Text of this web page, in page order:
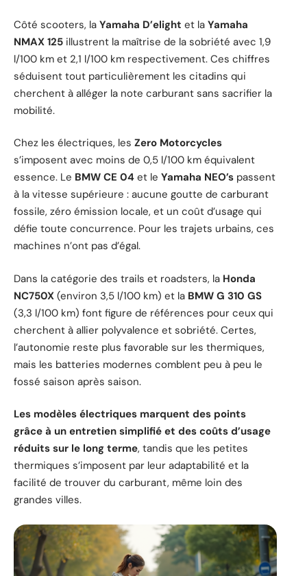
Côté scooters, la Yamaha D’elight et la Yamaha
NMAX 125 illustrent la maîtrise de la sobriété avec 1,9
l/100 km et 2,1 l/100 km respectivement. Ces chiffres
séduisent tout particulièrement les citadins qui
cherchent à alléger la note carburant sans sacrifier la
mobilité.
Chez les électriques, les Zero Motorcycles
s’imposent avec moins de 0,5 l/100 km équivalent
essence. Le BMW CE 04 et le Yamaha NEO’s passent
à la vitesse supérieure : aucune goutte de carburant
fossile, zéro émission locale, et un coût d’usage qui
défie toute concurrence. Pour les trajets urbains, ces
machines n’ont pas d’égal.
Dans la catégorie des trails et roadsters, la Honda
NC750X (environ 3,5 l/100 km) et la BMW G 310 GS
(3,3 l/100 km) font figure de références pour ceux qui
cherchent à allier polyvalence et sobriété. Certes,
l’autonomie reste plus favorable sur les thermiques,
mais les batteries modernes comblent peu à peu le
fossé saison après saison.
Les modèles électriques marquent des points
grâce à un entretien simplifié et des coûts d’usage
réduits sur le long terme, tandis que les petites
thermiques s’imposent par leur adaptabilité et la
facilité de trouver du carburant, même loin des
grandes villes.